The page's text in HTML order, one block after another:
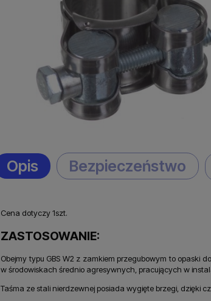
Opis Bezpieczeństwo
Cena dotyczy 1szt.
ZASTOSOWANIE:
Obejmy typu GBS W2 z zamkiem przegubowym to
w środowiskach średnio agresywnych, pracujących w
Taśma ze stali nierdzewnej posiada wygięte brzegi, dzięki